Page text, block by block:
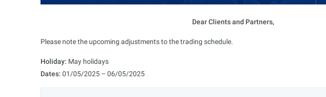
Dear Clients and Partners,
Please note the upcoming adjustments to the trading schedule.
Holiday: May holidays
Dates: 01/05/2025 – 06/05/2025